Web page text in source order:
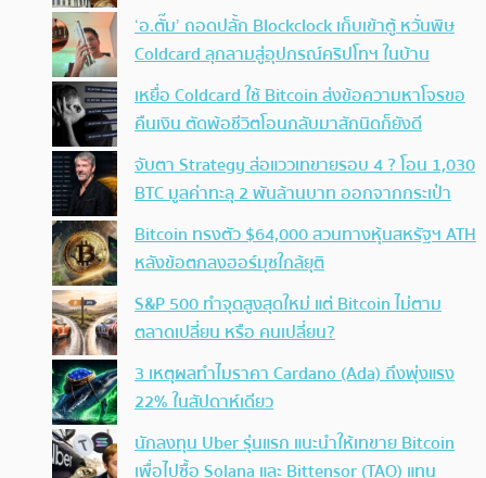
‘อ.ตั๊ม’ ถอดปลั้ก Blockclock เก็บเข้าตู้ หวั่นพิษ
Coldcard ลุกลามสู่อุปกรณ์คริปโทฯ ในบ้าน
เหยื่อ Coldcard ใช้ Bitcoin ส่งข้อความหาโจรขอ
คืนเงิน ตัดพ้อชีวิตโอนกลับมาสักนิดก็ยังดี
จับตา Strategy ส่อแววเทขายรอบ 4 ? โอน 1,030
BTC มูลค่าทะลุ 2 พันล้านบาท ออกจากกระเป๋า
Bitcoin ทรงตัว $64,000 สวนทางหุ้นสหรัฐฯ ATH
หลังข้อตกลงฮอร์มุซใกล้ยุติ
S&P 500 ทำจุดสูงสุดใหม่ แต่ Bitcoin ไม่ตาม
ตลาดเปลี่ยน หรือ คนเปลี่ยน?
3 เหตุผลทำไมราคา Cardano (Ada) ถึงพุ่งแรง
22% ในสัปดาห์เดียว
นักลงทุน Uber รุ่นแรก แนะนำให้เทขาย Bitcoin
เพื่อไปซื้อ Solana และ Bittensor (TAO) แทน